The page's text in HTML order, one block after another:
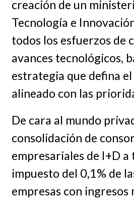
creación de un
Tecnología e
todos los esfuerzos de
avances tecnológicos,
estrategia que defina
alineado con las
De cara al mundo
consolidación de
empresariales de I+D a
impuesto del 0,1% de
empresas con ingresos